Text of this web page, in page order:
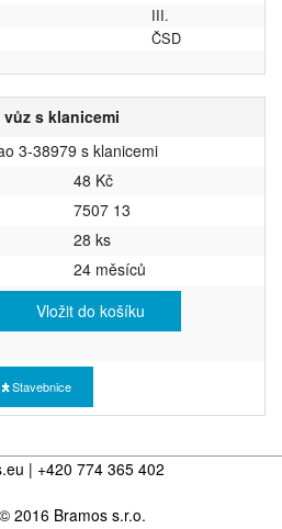
III.
ČSD
vůz s klanicemi
3-38979 s klanicemi
48 Kč
7507 13
28 ks
24 měsíců
Vložit do košíku
Stavebnice
| +420 774 365 402
2016 Bramos s.r.o.